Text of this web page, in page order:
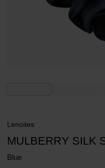
Lenoites
MULBERRY SILK
Blue